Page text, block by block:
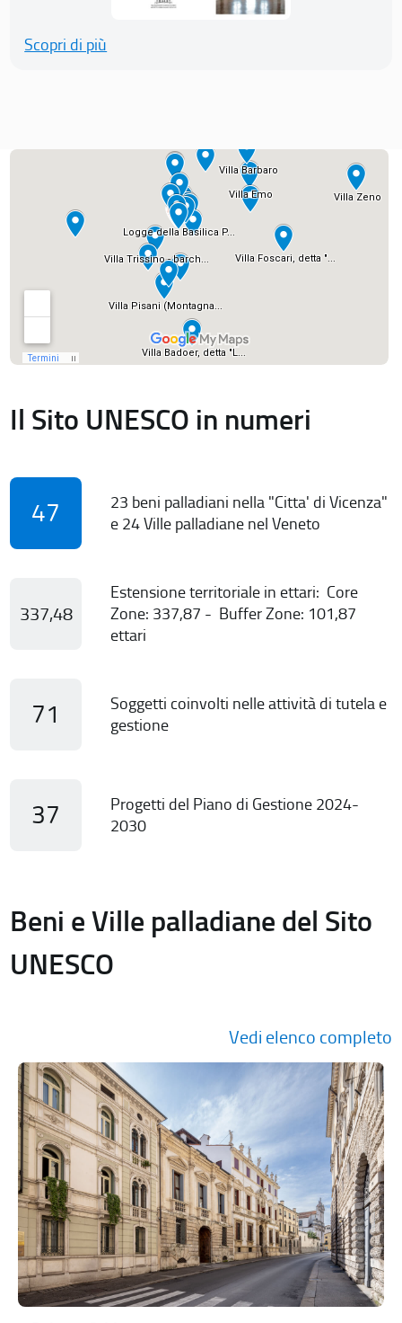
Scopri di più
Il Sito UNESCO in numeri
47
23 beni palladiani nella "Citta' di Vicenza"
e 24 Ville palladiane nel Veneto
337,48
Estensione territoriale in ettari: Core
Zone: 337,87 - Buffer Zone: 101,87
ettari
71
Soggetti coinvolti nelle attività di tutela e
gestione
37
Progetti del Piano di Gestione 2024-
2030
Beni e Ville palladiane del Sito
UNESCO
Vedi elenco completo